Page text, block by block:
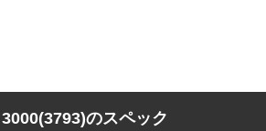
のスペック